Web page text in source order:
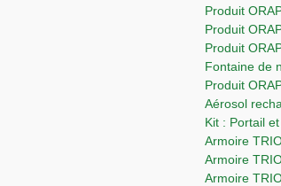
Produit
Produit
Produit
Fontaine de
Produit
Aérosol
Kit : Portail
Armoire
Armoire
Armoire